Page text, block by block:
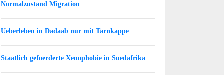
Normalzustand Migration
Ueberleben in Dadaab nur mit Tarnkappe
Staatlich gefoerderte Xenophobie in Suedafrika